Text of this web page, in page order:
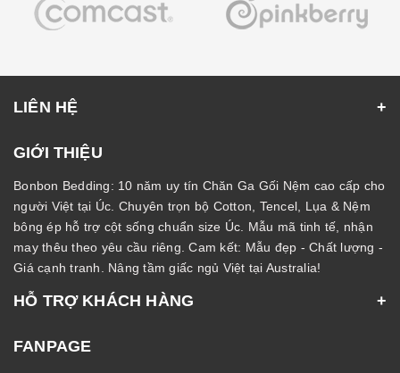
LIÊN HỆ
GIỚI THIỆU
Bonbon Bedding: 10 năm uy tín Chăn Ga Gối Nệm cao cấp cho
người Việt tại Úc. Chuyên trọn bộ Cotton, Tencel, Lụa & Nệm
bông ép hỗ trợ cột sống chuẩn size Úc. Mẫu mã tinh tế, nhận
may thêu theo yêu cầu riêng. Cam kết: Mẫu đẹp - Chất lượng -
Giá cạnh tranh. Nâng tầm giấc ngủ Việt tại Australia!
HỖ TRỢ KHÁCH HÀNG
FANPAGE